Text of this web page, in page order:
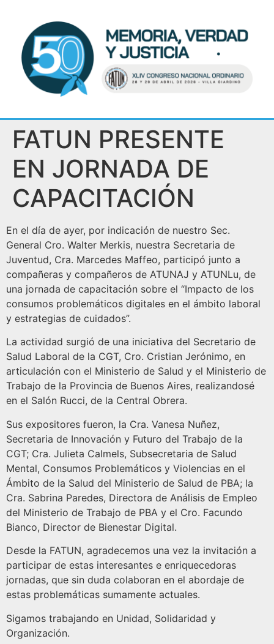
FATUN PRESENTE
EN JORNADA DE
CAPACITACIÓN
En el día de ayer, por indicación de nuestro Sec.
General Cro. Walter Merkis, nuestra Secretaria de
Juventud, Cra. Marcedes Maffeo, participó junto a
compañeras y compañeros de ATUNAJ y ATUNLu, de
una jornada de capacitación sobre el “Impacto de los
consumos problemáticos digitales en el ámbito laboral
y estrategias de cuidados”.
La actividad surgió de una iniciativa del Secretario de
Salud Laboral de la CGT, Cro. Cristian Jerónimo, en
articulación con el Ministerio de Salud y el Ministerio de
Trabajo de la Provincia de Buenos Aires, realizandosé
en el Salón Rucci, de la Central Obrera.
Sus expositores fueron, la Cra. Vanesa Nuñez,
Secretaria de Innovación y Futuro del Trabajo de la
CGT; Cra. Julieta Calmels, Subsecretaria de Salud
Mental, Consumos Problemáticos y Violencias en el
Ámbito de la Salud del Ministerio de Salud de PBA; la
Cra. Sabrina Paredes, Directora de Análisis de Empleo
del Ministerio de Trabajo de PBA y el Cro. Facundo
Bianco, Director de Bienestar Digital.
Desde la FATUN, agradecemos una vez la invitación a
participar de estas interesantes e enriquecedoras
jornadas, que sin duda colaboran en el abordaje de
estas problemáticas sumamente actuales.
Sigamos trabajando en Unidad, Solidaridad y
Organización.